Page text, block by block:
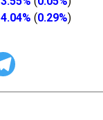
4.04% (0.29%)